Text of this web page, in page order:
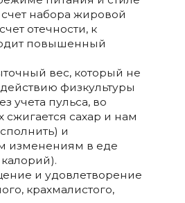
счет набора жировой
отечности, к
повышенный
вес, который не
физкультуры
учета пульса, во
сжигается сахар и нам
и
изменениям в еде
и удовлетворение
крахмалистого,